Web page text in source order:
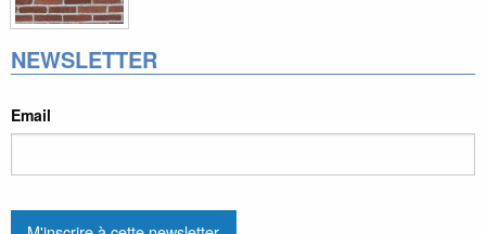
NEWSLETTER
Email